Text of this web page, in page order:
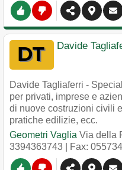
Davide
Davide Tagliaferri -
per privati, imprese e
di nuove costruzioni civili
pratiche edilizie, ecc.
Geometri Vaglia Via della
3394363743 | Fax: